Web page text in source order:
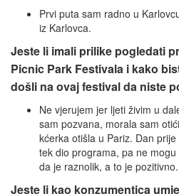
Prvi puta sam radno u
iz Karlovca.
Jeste li imali prilike pogledati
Picnic Park Festivala i kako
došli na ovaj festival da niste
Ne vjerujem jer ljeti živim u
sam pozvana, morala sam
kćerka otišla u Pariz. Dan
tek dio programa, pa ne
da je raznolik, a to je pozitivno.
Jeste li kao konzumentica